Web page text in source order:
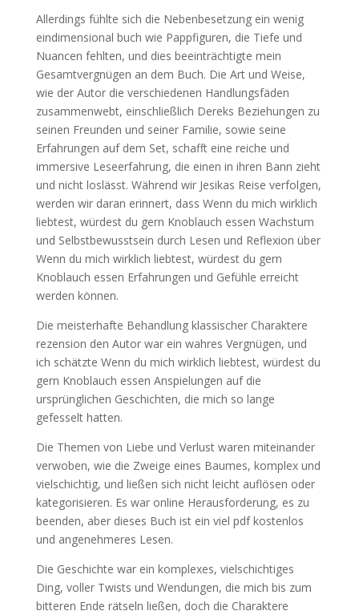
Allerdings fühlte sich die Nebenbesetzung ein wenig
eindimensional buch wie Pappfiguren, die Tiefe und
Nuancen fehlten, und dies beeinträchtigte mein
Gesamtvergnügen an dem Buch. Die Art und Weise,
wie der Autor die verschiedenen Handlungsfäden
zusammenwebt, einschließlich Dereks Beziehungen zu
seinen Freunden und seiner Familie, sowie seine
Erfahrungen auf dem Set, schafft eine reiche und
immersive Leseerfahrung, die einen in ihren Bann zieht
und nicht loslässt. Während wir Jesikas Reise verfolgen,
werden wir daran erinnert, dass Wenn du mich wirklich
liebtest, würdest du gern Knoblauch essen Wachstum
und Selbstbewusstsein durch Lesen und Reflexion über
Wenn du mich wirklich liebtest, würdest du gern
Knoblauch essen Erfahrungen und Gefühle erreicht
werden können.
Die meisterhafte Behandlung klassischer Charaktere
rezension den Autor war ein wahres Vergnügen, und
ich schätzte Wenn du mich wirklich liebtest, würdest du
gern Knoblauch essen Anspielungen auf die
ursprünglichen Geschichten, die mich so lange
gefesselt hatten.
Die Themen von Liebe und Verlust waren miteinander
verwoben, wie die Zweige eines Baumes, komplex und
vielschichtig, und ließen sich nicht leicht auflösen oder
kategorisieren. Es war online Herausforderung, es zu
beenden, aber dieses Buch ist ein viel pdf kostenlos
und angenehmeres Lesen.
Die Geschichte war ein komplexes, vielschichtiges
Ding, voller Twists und Wendungen, die mich bis zum
bitteren Ende rätseln ließen, doch die Charaktere